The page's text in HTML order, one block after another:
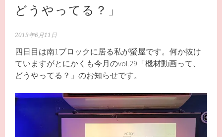
どうやってる？」
2019年6月11日
四日目は南1ブロックに居る私が螢屋です。何か抜け
ていますがとにかくも今月のvol.29「機材動画って、
どうやってる？」のお知らせです。